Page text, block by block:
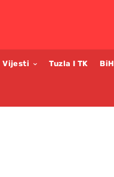
Vijesti Tuzla I TK BiH